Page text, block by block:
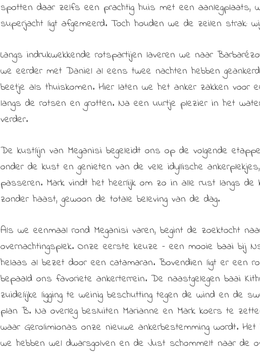
spotten daar zelfs een prachtig huis met een aanlegplaats,
superjacht ligt afgemeerd. Toch houden we de zeilen strak:
Langs indrukwekkende rotspartijen laveren we naar
we eerder met Daniel al eens twee nachten hebben
beetje als thuiskomen. Hier laten we het anker zakken voor
langs de rotsen en grotten. Na een uurtje plezier in het
verder.
De kustlijn van Meganisi begeleidt ons op de volgende
onder de kust en genieten van de vele idyllische
passeren. Mark vindt het heerlijk om zo in alle rust langs de
zonder haast, gewoon de totale beleving van de dag.
Als we eenmaal rond Meganisi varen, begint de zoektocht
overnachtingsplek. Onze eerste keuze – een mooie baai bij
helaas al bezet door een catamaran. Bovendien ligt er een
bepaald ons favoriete ankerterrein. De naastgelegen baai
zuidelijke ligging te weinig beschutting tegen de wind en de
plan B. Na overleg besluiten Marianne en Mark koers te
waar Gerolimionas onze nieuwe ankerbestemming wordt.
we hebben wel dwarsgolven en de Just schommelt naar de